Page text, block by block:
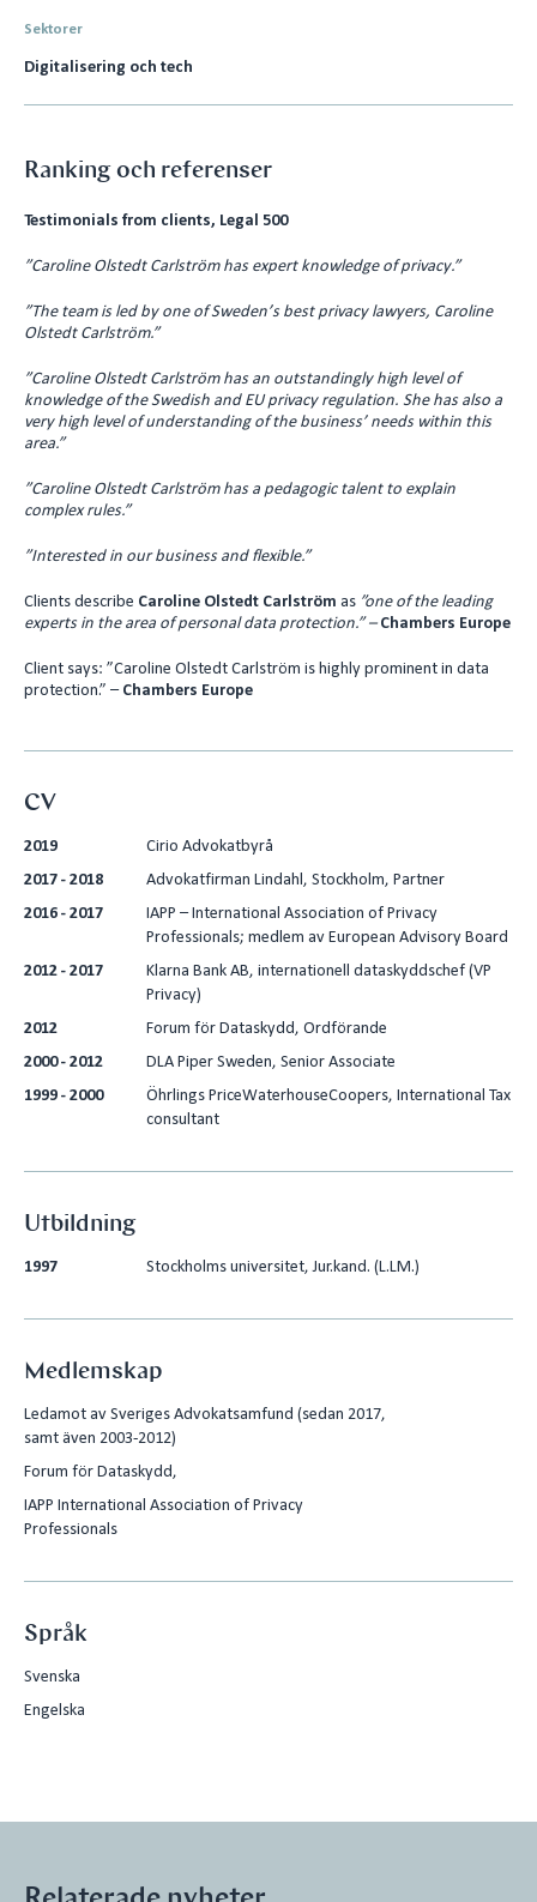
Sektorer
Digitalisering och tech
Ranking och referenser
Testimonials from clients, Legal 500
”Caroline Olstedt Carlström has expert knowledge of privacy.”
”The team is led by one of Sweden’s best privacy lawyers, Caroline
Olstedt Carlström.”
”Caroline Olstedt Carlström has an outstandingly high level of
knowledge of the Swedish and EU privacy regulation. She has also a
very high level of understanding of the business’ needs within this
area.”
”Caroline Olstedt Carlström has a pedagogic talent to explain
complex rules.”
”Interested in our business and flexible.”
Clients describe Caroline Olstedt Carlström as ”one of the leading
experts in the area of personal data protection.” – Chambers Europe
Client says: ”Caroline Olstedt Carlström is highly prominent in data
protection.” – Chambers Europe
CV
2019
Cirio Advokatbyrå
2017 - 2018
Advokatfirman Lindahl, Stockholm, Partner
2016 - 2017
IAPP – International Association of Privacy
Professionals; medlem av European Advisory Board
2012 - 2017
Klarna Bank AB, internationell dataskyddschef (VP
Privacy)
2012
Forum för Dataskydd, Ordförande
2000 - 2012
DLA Piper Sweden, Senior Associate
1999 - 2000
Öhrlings PriceWaterhouseCoopers, International Tax
consultant
Utbildning
1997 Stockholms universitet, Jur.kand. (L.LM.)
Medlemskap
Ledamot av Sveriges Advokatsamfund (sedan 2017,
samt även 2003-2012)
Forum för Dataskydd,
IAPP International Association of Privacy
Professionals
Språk
Svenska
Engelska